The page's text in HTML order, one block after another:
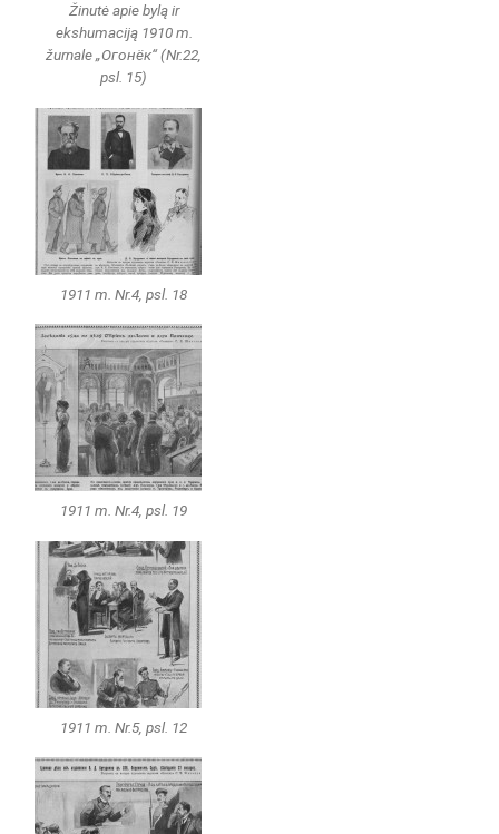
Žinutė apie bylą ir
ekshumaciją 1910 m.
žurnale „Огонёк“ (Nr.22,
psl. 15)
1911 m. Nr.4, psl. 18
1911 m. Nr.4, psl. 19
1911 m. Nr.5, psl. 12